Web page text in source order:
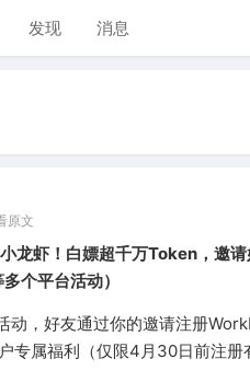
发现 消息
原文
龙虾！白嫖超千万Token，邀
个平台活动）
动，好友通过你的邀请注册
专属福利（仅限4月30日前注册